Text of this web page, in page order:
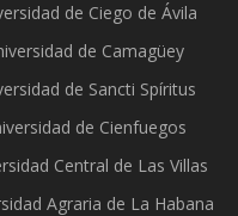
de Ciego de Ávila
de Camagüey
de Sancti Spíritus
de Cienfuegos
Central de Las Villas
Agraria de La Habana